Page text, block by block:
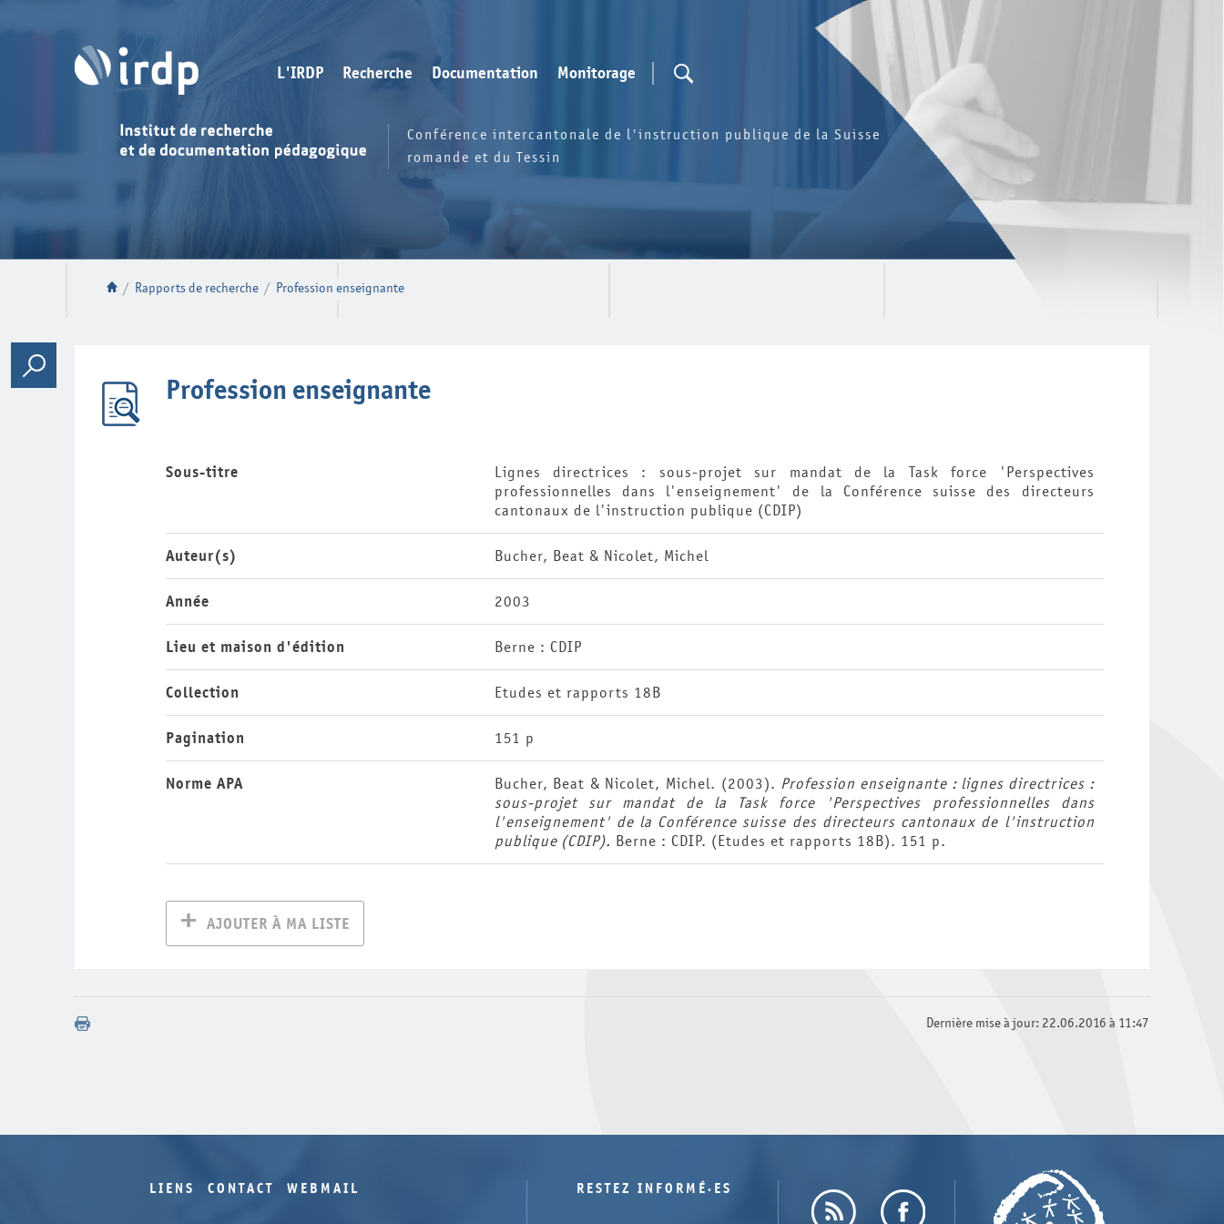
L'IRDP Recherche Documentation Monitorage
Conférence intercantonale de l'instruction publique de la Suisse
romande et du Tessin
/ Rapports de recherche / Profession enseignante
Profession enseignante
Sous-titre
Lignes directrices : sous-projet sur mandat de la Task force 'Perspectives
professionnelles dans l'enseignement' de la Conférence suisse des directeurs
cantonaux de l'instruction publique (CDIP)
Auteur(s) Bucher, Beat & Nicolet, Michel
Année 2003
Lieu et maison d'édition Berne : CDIP
Collection Etudes et rapports 18B
Pagination 151 p
Norme APA Bucher, Beat & Nicolet, Michel. (2003). Profession enseignante : lignes directrices :
sous-projet sur mandat de la Task force 'Perspectives professionnelles dans
l'enseignement' de la Conférence suisse des directeurs cantonaux de l'instruction
publique (CDIP). Berne : CDIP. (Etudes et rapports 18B). 151 p.
AJOUTER À MA LISTE
Dernière mise à jour: 22.06.2016 à 11:47
LIENS CONTACT WEBMAIL RESTEZ INFORMÉ·ES